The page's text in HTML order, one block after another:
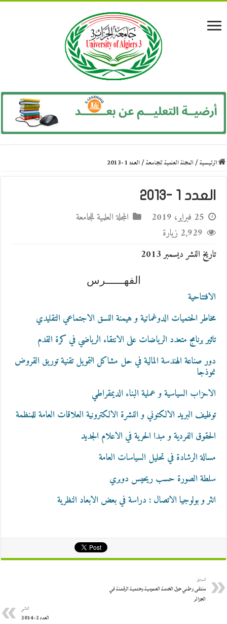
الرئيسية/المجلة العلمية للجامعة/العدد 1 -2013
العدد 1 -2013
25 فبراير، 2019
المجلة العلمية للجامعة
2,929 زيارة
تاريخ النشر ديسمبر 2013
الفهــــــرس
الافتتاحية
مخاطر الحتميات الدوغماتية و هيمنة النسق الاجتماعي التقليدي
تاثير برنامج متعدد الرياضات على الانتقاء الرياضي في كرة القدم
دور صناعة الهندسة المالية في حل مشاكل التمويل تقنية توريق القروض
نموذجا
الاحزاب السياسية و عملية البناء الديمقراطي
توظيف البريد الالكتوني و النشرة الالكترونية العلاقات العامة للمنظمة
الحقوق الفردية و مبدا الحرية في الاعلام الجديد
مسالة الرشادة في تحليل السياسات العامة
سلطة الصورة حسب ريحيس دوبري
انثر و بولوجيا الاتصال : دراسة في بعض الابعاد النظرية
السابق
ملتقى وطني حول الخدمة العمومية وحتمية الرقمنة في
الجزائر
التالي
العدد 2-2014